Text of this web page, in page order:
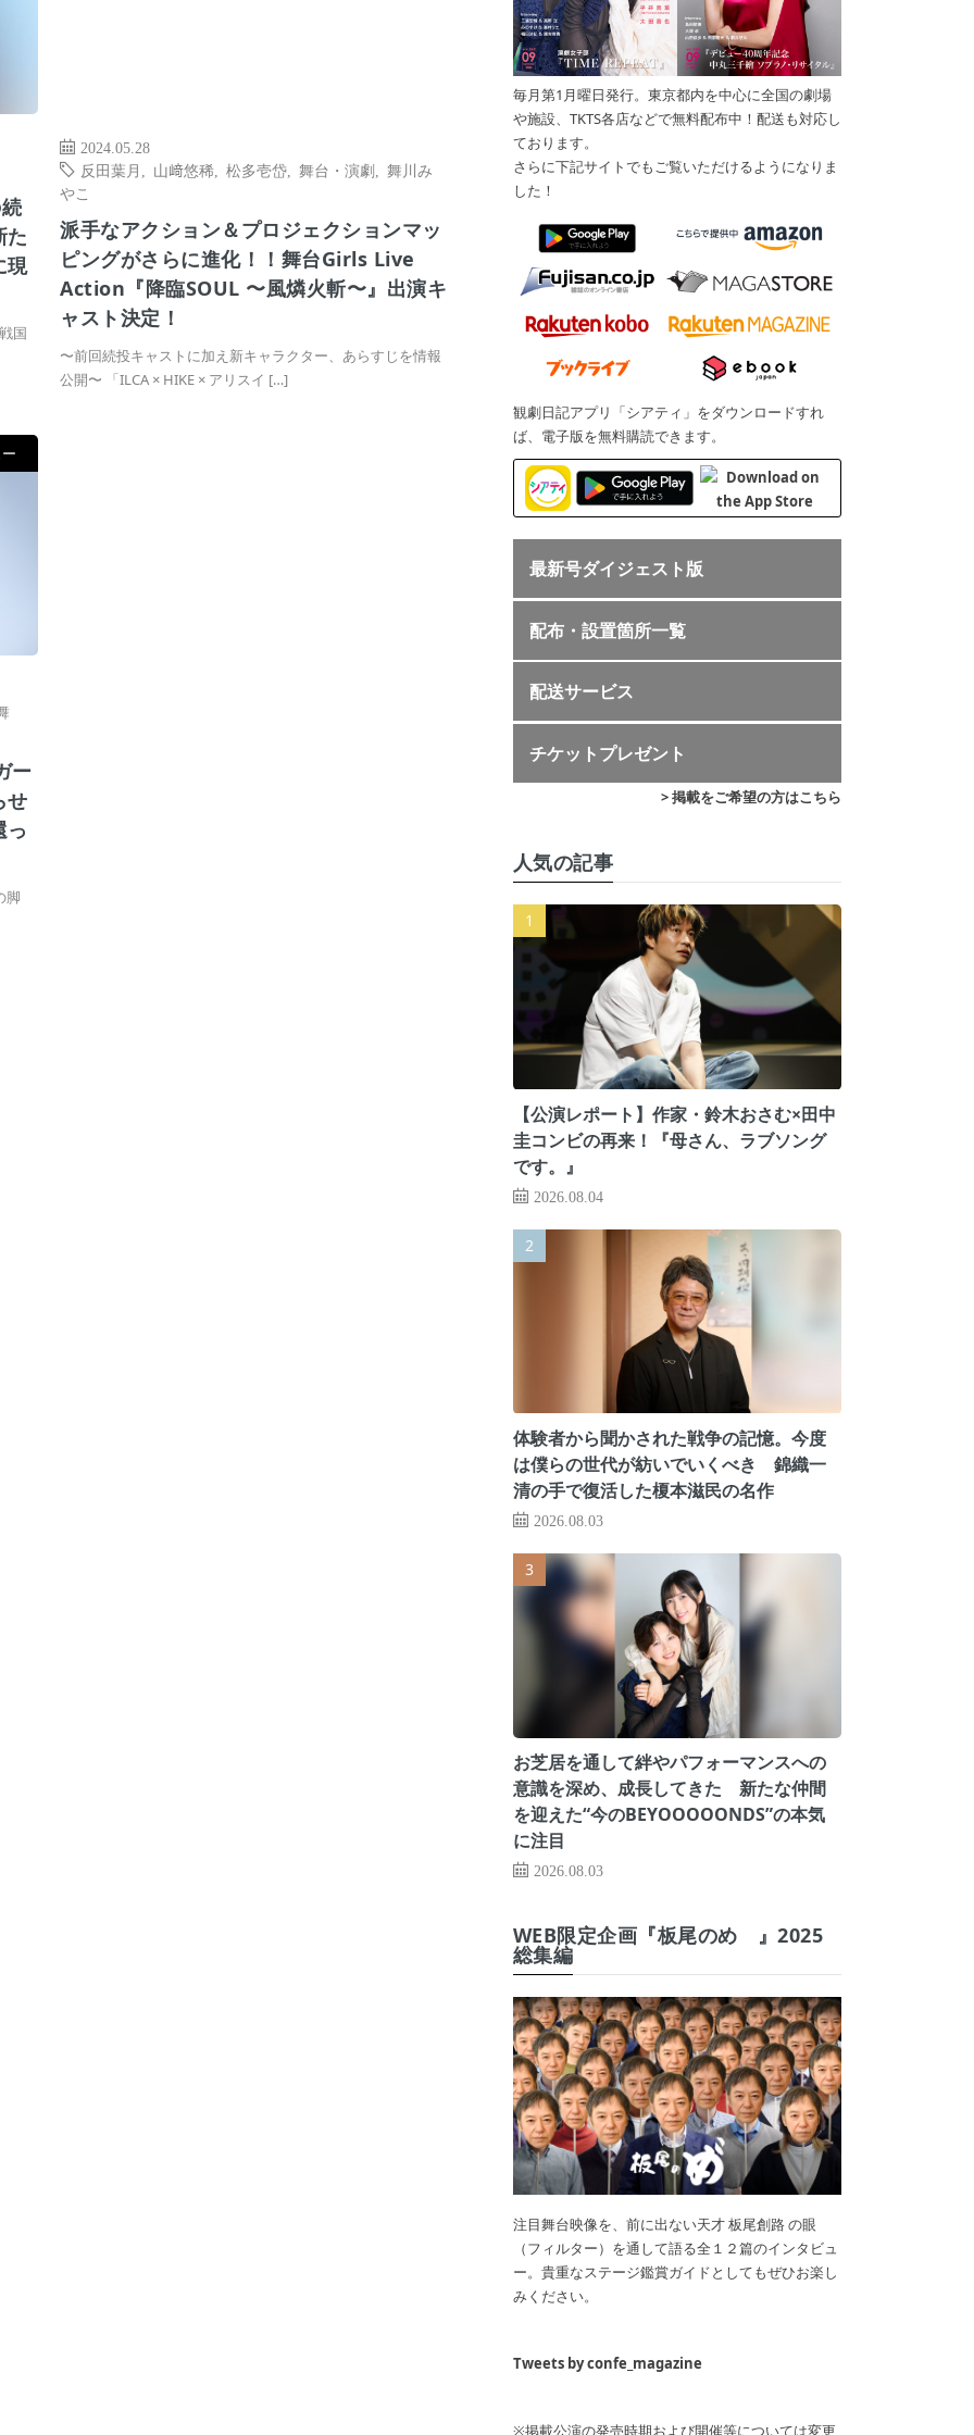
た
現
国
2024.05.28
反田葉月
山﨑悠稀 ,松多壱岱 ,舞台・演劇 ,舞川み
やこ
派手なアクション＆プロジェクションマッ
ピングがさらに進化！！舞台Girls Live
Action『降臨SOUL 〜風燐火斬〜』出演キ
ャスト決定！
〜前回続投キャストに加え新キャラクター、あらすじを情報
公開〜 「ILCA × HIKE × アリスイ […]
ー
せ
っ
脚
毎月第1月曜日発行。東京都内を中心に全国の劇場
や施設、TKTS各店などで無料配布中！配送も対応し
ております。
さらに下記サイトでもご覧いただけるようになりま
した！
観劇日記アプリ「シアティ」をダウンロードすれ
ば、電子版を無料購読できます。
最新号ダイジェスト版
配布・設置箇所一覧
配送サービス
チケットプレゼント
> 掲載をご希望の方はこちら
人気の記事
【公演レポート】作家・鈴木おさむ×田中
圭コンビの再来！『母さん、ラブソング
です。』
2026.08.04
体験者から聞かされた戦争の記憶。今度
は僕らの世代が紡いでいくべき 錦織一
清の手で復活した榎本滋民の名作
2026.08.03
お芝居を通して絆やパフォーマンスへの
意識を深め、成長してきた 新たな仲間
を迎えた“今のBEYOOOOONDS”の本気
に注目
2026.08.03
WEB限定企画『板尾のめ゙』2025
総集編
注目舞台映像を、前に出ない天才 板尾創路 の眼
（フィルター）を通して語る全１２篇のインタビュ
ー。貴重なステージ鑑賞ガイドとしてもぜひお楽し
みください。
Tweets by confe_magazine
※掲載公演の発売時期および開催等については変更